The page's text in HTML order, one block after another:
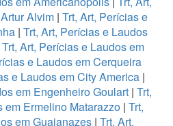
Alvim | Trt, Art, Perícias e
| Trt, Art, Perícias e Laudos
Trt, Art, Perícias e Laudos em
e Laudos em Cerqueira
e Laudos em City America |
em Engenheiro Goulart | Trt,
em Ermelino Matarazzo | Trt,
em Guaianazes | Trt, Art,